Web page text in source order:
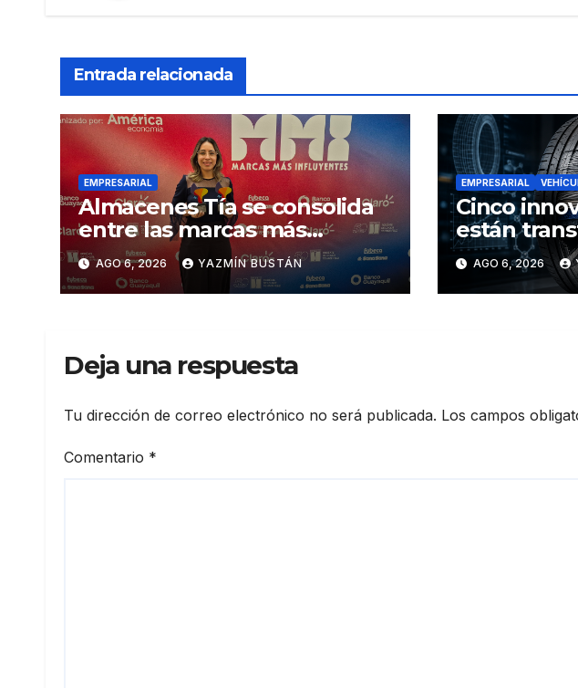
Entrada relacionada
EMPRESARIAL
Almacenes Tía se consolida
entre las marcas más
influyentes del Ecuador
AGO 6, 2026 YAZMÍN BUSTÁN
EMPRESARIAL
Cinco
están
industria
redefinen
movilidad
AGO 6, 2026
Deja una respuesta
Tu dirección de correo electrónico no será publicada. Los campos
Comentario *